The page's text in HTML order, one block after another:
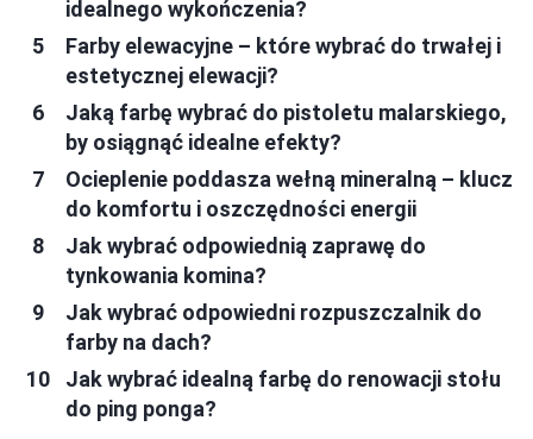
idealnego wykończenia?
Farby elewacyjne – które wybrać do trwałej i
estetycznej elewacji?
Jaką farbę wybrać do pistoletu malarskiego,
by osiągnąć idealne efekty?
Ocieplenie poddasza wełną mineralną – klucz
do komfortu i oszczędności energii
Jak wybrać odpowiednią zaprawę do
tynkowania komina?
Jak wybrać odpowiedni rozpuszczalnik do
farby na dach?
Jak wybrać idealną farbę do renowacji stołu
do ping ponga?